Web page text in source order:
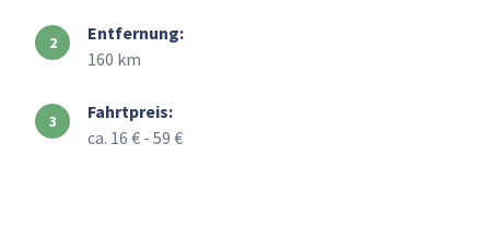
Entfernung:
160 km
Fahrtpreis:
ca. 16 € - 59 €